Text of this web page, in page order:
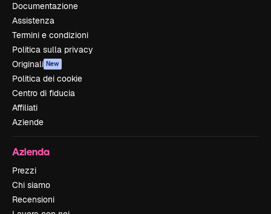
Documentazione
Assistenza
Termini e condizioni
Politica sulla privacy
Originali New
Politica dei cookie
Centro di fiducia
Affiliati
Aziende
Azienda
Prezzi
Chi siamo
Recensioni